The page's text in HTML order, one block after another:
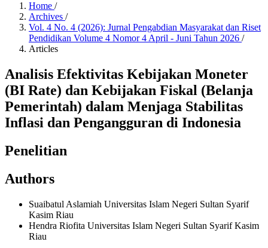
Home /
Archives /
Vol. 4 No. 4 (2026): Jurnal Pengabdian Masyarakat dan Riset
Pendidikan Volume 4 Nomor 4 April - Juni Tahun 2026 /
Articles
Analisis Efektivitas Kebijakan Moneter
(BI Rate) dan Kebijakan Fiskal (Belanja
Pemerintah) dalam Menjaga Stabilitas
Inflasi dan Pengangguran di Indonesia
Penelitian
Authors
Suaibatul Aslamiah Universitas Islam Negeri Sultan Syarif
Kasim Riau
Hendra Riofita Universitas Islam Negeri Sultan Syarif Kasim
Riau